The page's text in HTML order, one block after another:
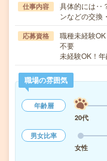
仕事内容
具体的には‥
ンなどの交換
応募資格
職種未経験
不要
未経験OK！
職場の雰囲気
年齢層
20代
男女比率
女性